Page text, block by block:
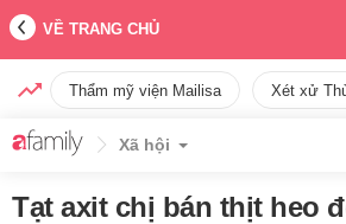
VỀ TRANG CHỦ
Thẩm mỹ viện Mailisa Xét xử
Xã hội
Tạt axit chị bán thịt heo